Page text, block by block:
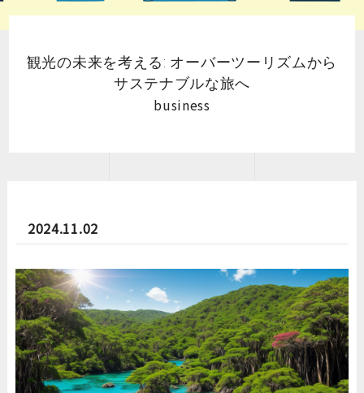
観光の未来を考える: オーバーツーリズムから
サステナブルな旅へ
business
2024.11.02